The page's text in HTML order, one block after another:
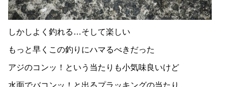
しかしよく釣れる…そして楽しい
もっと早くこの釣りにハマるべきだった
アジのコンッ！という当たりも小気味良いけど